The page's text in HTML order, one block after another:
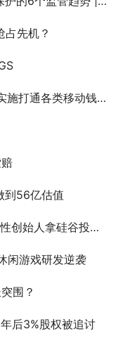
占先机？
动钱包和预付卡的操作
到56亿估值
投资做强数据服务赛道
闲游戏研发逆袭
围？
后3%股权被追讨